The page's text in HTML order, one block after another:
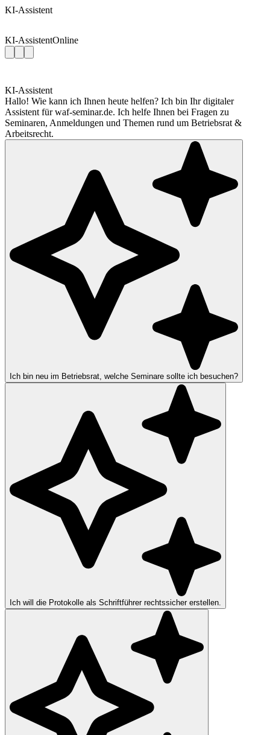
KI-Assistent
KI-AssistentOnline
KI-Assistent
Hallo! Wie kann ich Ihnen heute helfen? Ich bin Ihr digitaler
Assistent für waf-seminar.de. Ich helfe Ihnen bei Fragen zu
Seminaren, Anmeldungen und Themen rund um Betriebsrat &
Arbeitsrecht.
Ich bin neu im Betriebsrat, welche Seminare sollte ich besuchen?
Ich will die Protokolle als Schriftführer rechtssicher erstellen.